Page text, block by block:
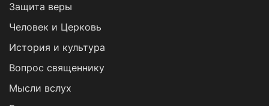
Защита веры
Человек и Церковь
История и культура
Вопрос священнику
Мысли вслух